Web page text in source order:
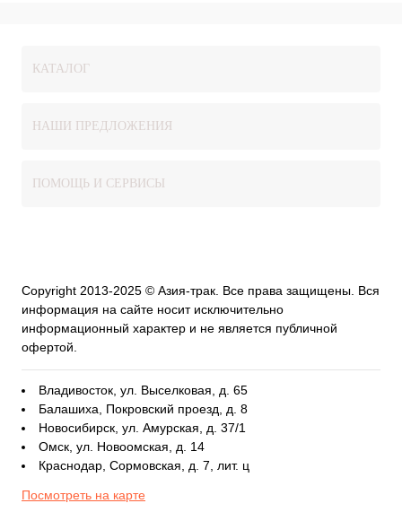
КАТАЛОГ
НАШИ ПРЕДЛОЖЕНИЯ
ПОМОЩЬ И СЕРВИСЫ
Copyright 2013-2025 © Азия-трак. Все права защищены. Вся
информация на сайте носит исключительно
информационный характер и не является публичной
офертой.
Владивосток, ул. Выселковая, д. 65
Балашиха, Покровский проезд, д. 8
Новосибирск, ул. Амурская, д. 37/1
Омск, ул. Новоомская, д. 14
Краснодар, Сормовская, д. 7, лит. ц
Посмотреть на карте